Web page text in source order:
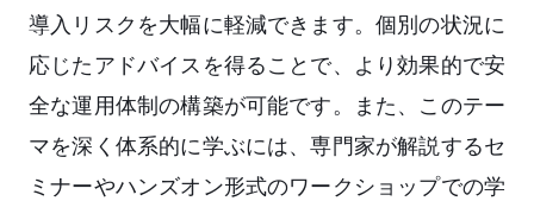
導入リスクを大幅に軽減できます。個別の状況に
応じたアドバイスを得ることで、より効果的で安
全な運用体制の構築が可能です。また、このテー
マを深く体系的に学ぶには、専門家が解説するセ
ミナーやハンズオン形式のワークショップでの学